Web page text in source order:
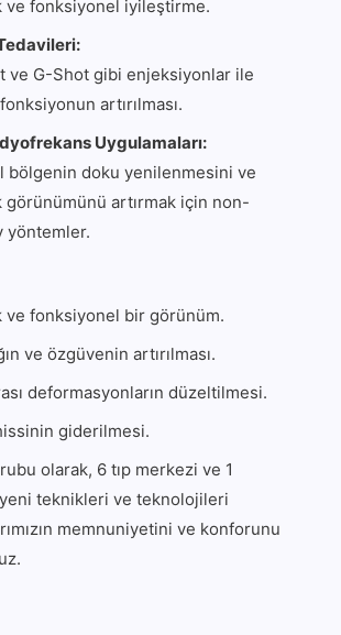
ve fonksiyonel iyileştirme.
ve G-Shot gibi enjeksiyonlar ile
artırılması.
Uygulamaları:
bölgenin doku yenilenmesini ve
görünümünü artırmak için non-
yöntemler.
ve fonksiyonel bir görünüm.
ve özgüvenin artırılması.
deformasyonların düzeltilmesi.
giderilmesi.
olarak, 6 tıp merkezi ve 1
teknikleri ve teknolojileri
memnuniyetini ve konforunu